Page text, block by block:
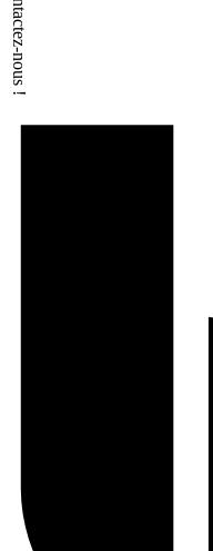
Contactez-nous !